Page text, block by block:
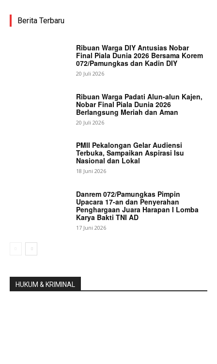
Berita Terbaru
Ribuan Warga DIY Antusias Nobar
Final Piala Dunia 2026 Bersama Korem
072/Pamungkas dan Kadin DIY
20 Juli 2026
Ribuan Warga Padati Alun-alun Kajen,
Nobar Final Piala Dunia 2026
Berlangsung Meriah dan Aman
20 Juli 2026
PMII Pekalongan Gelar Audiensi
Terbuka, Sampaikan Aspirasi Isu
Nasional dan Lokal
18 Juni 2026
Danrem 072/Pamungkas Pimpin
Upacara 17-an dan Penyerahan
Penghargaan Juara Harapan I Lomba
Karya Bakti TNI AD
17 Juni 2026
HUKUM & KRIMINAL